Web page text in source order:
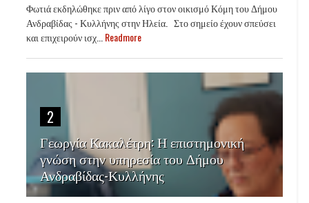
Φωτιά εκδηλώθηκε πριν από λίγο στον οικισμό Κόμη του Δήμου
Ανδραβίδας - Κυλλήνης στην Ηλεία. Στο σημείο έχουν σπεύσει
και επιχειρούν ισχ... Readmore
2
Γεωργία Κακαλέτρη: Η επιστημονική
γνώση στην υπηρεσία του Δήμου
Ανδραβίδας-Κυλλήνης